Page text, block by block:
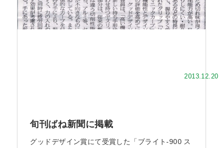
2013.12.20
旬刊ばね新聞に掲載
グッドデザイン賞にて受賞した「ブライト-900 ス